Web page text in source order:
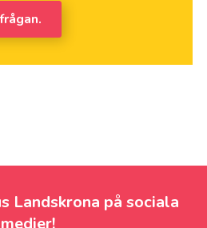
Landskrona på sociala